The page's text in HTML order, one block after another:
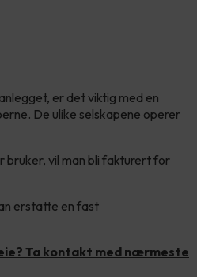
er det viktig med en
De ulike selskapene operer
bruker, vil man bli fakturert for
erstatte en fast
Ta kontakt med nærmeste